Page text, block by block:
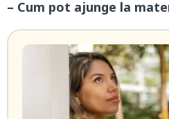
– Cum pot ajunge la